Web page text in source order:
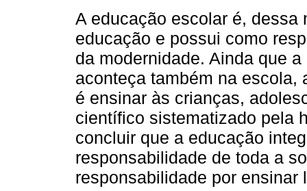
A educação escolar é, dessa
educação e possui como
da modernidade. Ainda que
aconteça também na
é ensinar às crianças,
científico sistematizado pela
concluir que a educação
responsabilidade de toda a
responsabilidade por ensinar